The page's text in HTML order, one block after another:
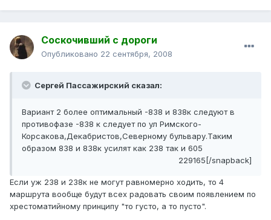
Соскочивший с дороги
Опубликовано 22 сентября, 2008
Сергей Пассажирский сказал:
Вариант 2 более оптимальный -838 и 838к следуют в
противофазе -838 к следует по ул Римского-
Корсакова,Декабристов,Северному бульвару.Таким
образом 838 и 838к усилят как 238 так и 605
229165[/snapback]
Если уж 238 и 238к не могут равномерно ходить, то 4
маршрута вообще будут всех радовать своим появлением по
хрестоматийному принципу "то густо, а то пусто".